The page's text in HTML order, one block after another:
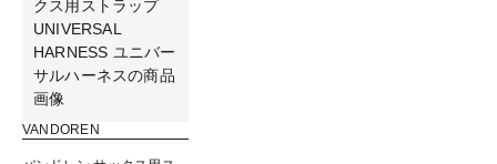
VANDOREN